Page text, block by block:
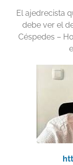
El ajedrecista
debe ver el
Céspedes –